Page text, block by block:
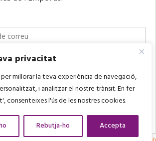
privacitat
millorar la teva experiència de navegació,
i analitzar el nostre trànsit. En fer
consenteixes l'ús de les nostres cookies.
Rebutja-ho Accepta